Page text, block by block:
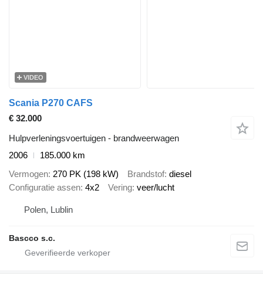
VIDEO
Scania P270 CAFS
€ 32.000
Hulpverleningsvoertuigen - brandweerwagen
2006
185.000 km
Vermogen 270 PK (198 kW) Brandstof diesel
Configuratie assen 4x2 Vering veer/lucht
Polen, Lublin
Bascco s.c.